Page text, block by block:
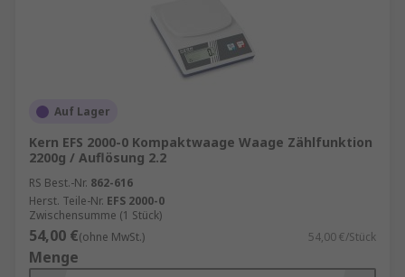
Auf Lager
Kern EFS 2000-0 Kompaktwaage Waage Zählfunktion
2200g / Auflösung 2.2
RS Best.-Nr. 862-616
Herst. Teile-Nr. EFS 2000-0
Zwischensumme (1 Stück)
54,00 €(ohne MwSt.) 54,00 €/Stück
Menge